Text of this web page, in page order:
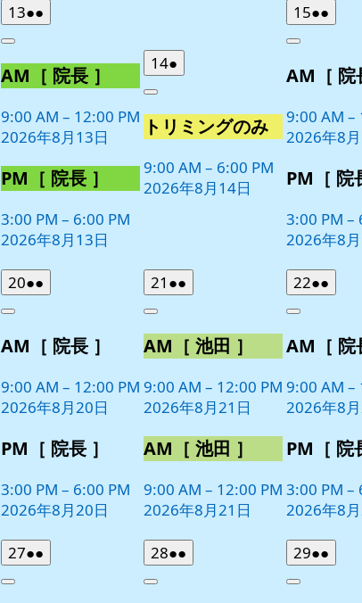
132026
年
月
13
日
●●
件
イ
ン
ト)
Close
AM［ 院長 ］
9:00 AM – 12:00 PM
2026年8月13日
PM［ 院長 ］
3:00 PM – 6:00 PM
2026年8月13日
142026
年
月
14
日
●
件
イ
ン
ト)
Close
トリミングのみ
9:00 AM – 6:00 PM
2026年8月14日
152026
年
月
日
●●
件
イ
ン
ト)
Close
AM［ 院
9:00 AM –
2026年8
PM［ 院
3:00 PM –
2026年8
202026
年
月
日
●●
件
イ
ン
ト)
Close
AM［ 院長 ］
9:00 AM – 12:00 PM
2026年8月20日
PM［ 院長 ］
3:00 PM – 6:00 PM
2026年8月20日
21 2026
年
月
21
日
●●
件
イ
ン
ト)
Close
AM［ 池田 ］
9:00 AM – 12:00 PM
2026年8月21日
AM［ 池田 ］
9:00 AM – 12:00 PM
2026年8月21日
222026
年
月
日
●●
件
イ
ン
ト)
Close
AM［ 院
9:00 AM –
2026年8
PM［ 院
3:00 PM –
2026年8
272026
年
●●
件
Close
282026
年
●●
件
Close
292026
年
●●
件
Close